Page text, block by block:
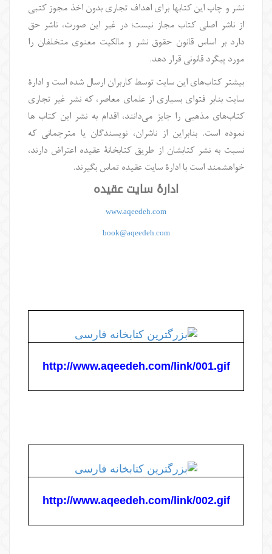
نشر و چاپ این کتابها برای اهداف تجاری بدون اخذ مجوز كتبی
از ناشر اصلی کتاب مجاز نیست؛ در غیر این صورت، ناشر حق
دارد بر اساس قانون حقوق نشر و مالکیت معنوی متخلفان را
مورد پیگرد قانونی قرار دهد.
بيشتر کتاب‌های این سایت توسط کاربران ارسال شده است و ادارۀ
سایت بنابر فتوای بسیاری از علمای معاصر، که نشر غیر تجاری
کتاب‌های مذهبی را جایز می‌دانند، اقدام به نشر این کتاب ها
نموده است. بنابراین از ناشران، نویسندگان یا مترجمانی که
نسبت به نشر کتابشان از طریق کتابخانۀ عقیده اعتراض دارند،
خواهشمند است با ادارۀ سایت عقیده تماس بگیرند.
ادارۀ سایت عقیده
www.aqeedeh.com
book@aqeedeh.com
http://www.aqeedeh.com/link/001.gif
http://www.aqeedeh.com/link/002.gif